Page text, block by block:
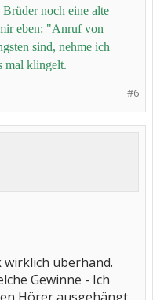
noch eine alte
eben: "Anruf von
sind, nehme ich
mal klingelt.
#6
wirklich überhand.
Gewinne - Ich